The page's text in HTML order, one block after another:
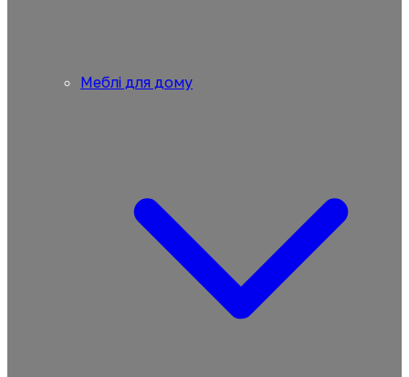
Меблі для дому